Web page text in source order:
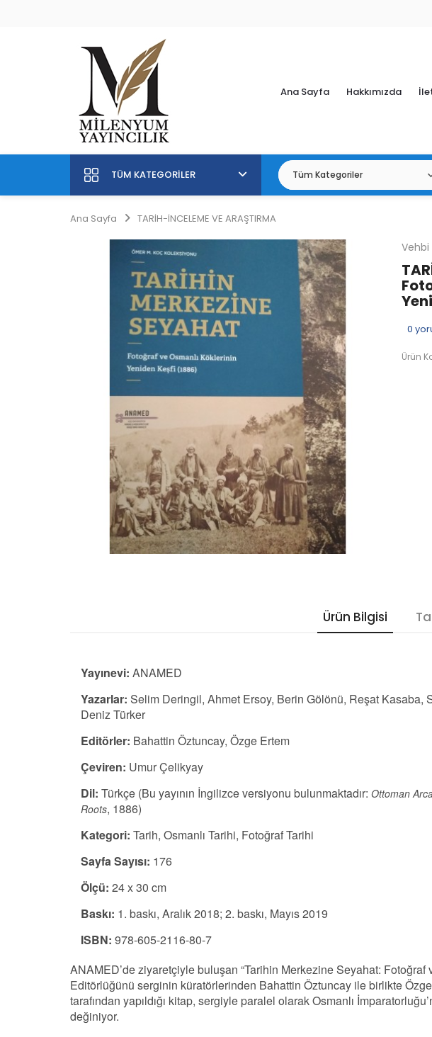
Ana Sayfa Hakkımızda
TÜM KATEGORILER
Ana Sayfa TARİH-İNCELEME VE ARAŞTIRMA
Vehbi
0
Ürün
Ürün Bilgisi
Yayınevi: ANAMED
Yazarlar: Selim Deringil, Ahmet Ersoy, Berin Gölönü, Reşat Kasaba,
Deniz Türker
Editörler: Bahattin Öztuncay, Özge Ertem
Çeviren: Umur Çelikyay
Dil: Türkçe (Bu yayının İngilizce versiyonu bulunmaktadır: Ottoman
Roots, 1886)
Kategori: Tarih, Osmanlı Tarihi, Fotoğraf Tarihi
Sayfa Sayısı: 176
Ölçü: 24 x 30 cm
Baskı: 1. baskı, Aralık 2018; 2. baskı, Mayıs 2019
ISBN: 978-605-2116-80-7
ANAMED’de ziyaretçiyle buluşan “Tarihin Merkezine Seyahat:
Editörlüğünü serginin küratörlerinden Bahattin Öztuncay ile birlikte
tarafından yapıldığı kitap, sergiyle paralel olarak Osmanlı
değiniyor.